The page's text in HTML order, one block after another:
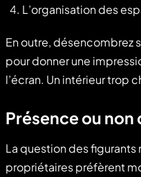
L’organisation des
En outre,
pour donner une
l’écran. Un intérieur trop
Présence ou non
La question des
propriétaires préfèrent